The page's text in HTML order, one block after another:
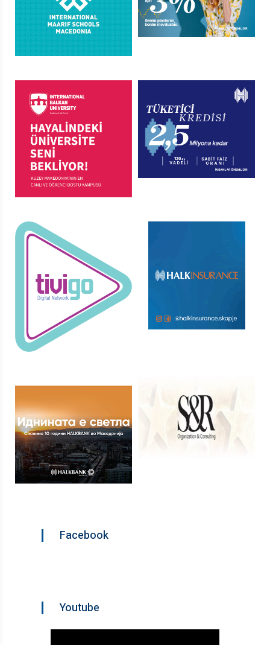
Facebook
Youtube